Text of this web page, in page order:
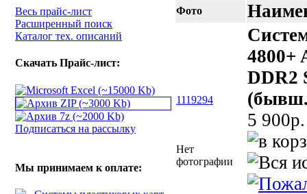
Весь прайс-лист
Расширенный поиск
Каталог тех. описаний
Скачать Прайс-лист:
Подписаться на рассылку
Мы принимаем к оплате:
Фото
1119294
Нет
фотографии
4800+
DDR2
(бывш.
5 900p.